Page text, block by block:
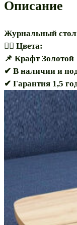
Описание
Журнальный
🏳️‍🌈 Цвета:
📌 Крафт Золотой
✔ В наличии и
✔ Гарантия 1,5